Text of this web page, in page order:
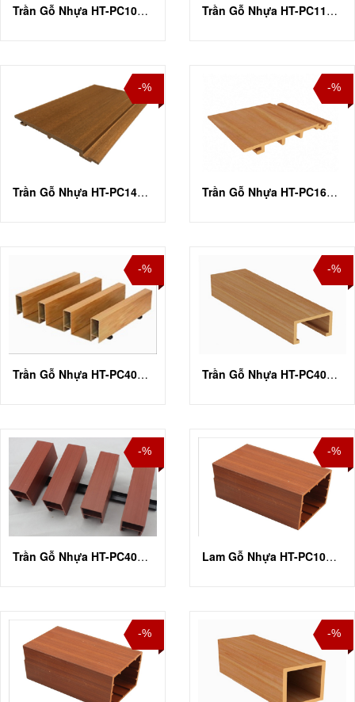
Trần Gỗ Nhựa HT-PC100U25 Trần Gỗ Nhựa HT-PC118T16
-%
Trần Gỗ Nhựa HT-PC140T10
-%
Trần Gỗ Nhựa HT-PC168T16
-%
Trần Gỗ Nhựa HT-PC40U100
-%
Trần Gỗ Nhựa HT-PC40U50
-%
Trần Gỗ Nhựa HT-PC40U75
-%
Lam Gỗ Nhựa HT-PC105H105
-% -%